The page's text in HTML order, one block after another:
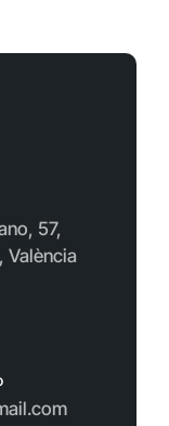
57,
València